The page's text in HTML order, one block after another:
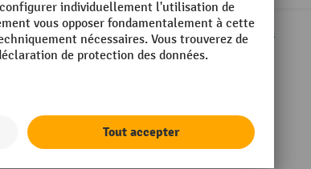
Corlette® avec paroi avant en deux parties
Cadre robuste en tube d'acier avec porte avant